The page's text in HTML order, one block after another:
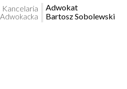
Adwokacka
Kancelaria
Adwokat
Bartosz Sobolewski